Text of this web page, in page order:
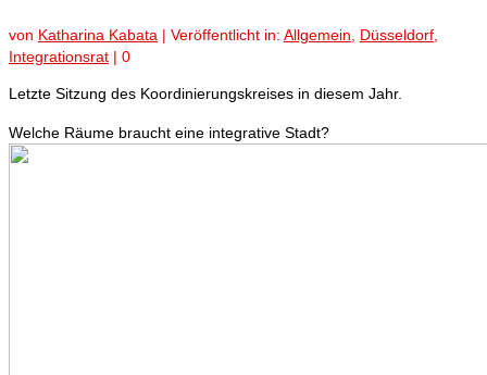
von Katharina Kabata | Veröffentlicht in: Allgemein Düsseldorf
Integrationsrat | 0
Letzte Sitzung des Koordinierungskreises in diesem Jahr.
Welche Räume braucht eine integrative Stadt?